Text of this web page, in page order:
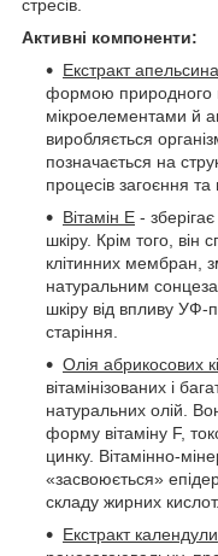
стресів.
Активні компоненти:
Екстракт апельсина
формою природного
мікроелементами й
виробляється
позначається на
процесів загоєння та
Вітамін Е -
шкіру. Крім того, він
клітинних мембран,
натуральним
шкіру від впливу УФ-
старіння.
Олія абрикосових
вітамінізованих і
натуральних олій.
форму вітаміну F,
цинку. Вітамінно-
«засвоюється»
складу жирних кислот.
Екстракт календули